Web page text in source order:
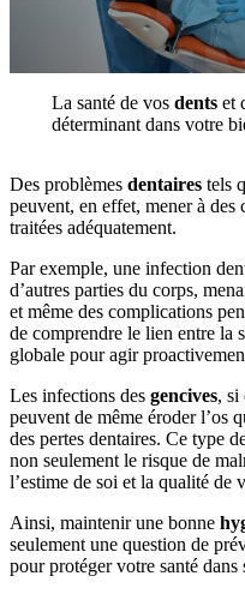
La santé de vos dentset
déterminant dans votre
Des problèmes dentaires tels
peuvent, en effet, mener à
traitées adéquatement.
Par exemple, une infection
d’autres parties du corps,
et même des complications
de comprendre le lien entre la
globale pour agir
Les infections des gencives, si
peuvent de même éroder l’os
des pertes dentaires. Ce type
non seulement le risque de
l’estime de soi et la qualité de
Ainsi, maintenir une bonne
seulement une question de
pour protéger votre santé dans